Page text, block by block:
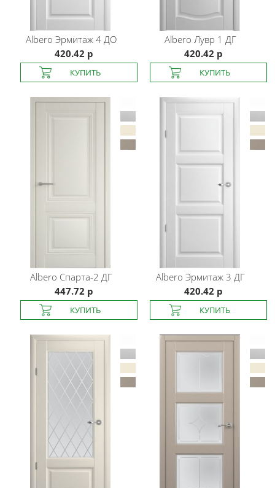
Albero Эрмитаж 4 ДО
420.42 р
Albero Лувр 1 ДГ
420.42 р
Albero Спарта-2 ДГ
447.72 р
Albero Эрмитаж 3 ДГ
420.42 р